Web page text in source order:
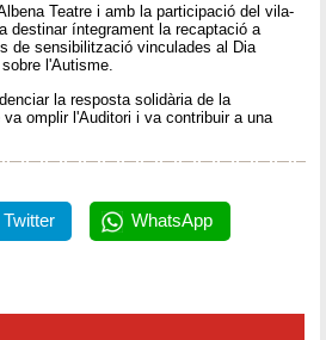
Teatre i amb la participació del vila-
destinar íntegrament la recaptació a
de sensibilització vinculades al Dia
l'Autisme.
la resposta solidària de la
omplir l'Auditori i va contribuir a una
Twitter WhatsApp